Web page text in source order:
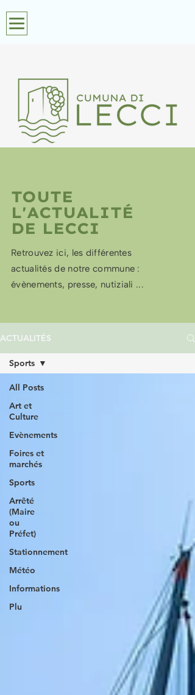
TOUTE
L'ACTUALITÉ
DE LECCI
Retrouvez ici, les différentes
actualités de notre commune :
évènements, presse, nutiziali ...
ACTUALITÉS
All Posts
Art et
Culture
Evènements
Foires et
marchés
Sports
Arrêté
(Maire
ou
Préfet)
Stationnement
Météo
Informations
Plu
Sports